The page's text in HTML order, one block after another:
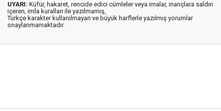
UYARI: Küfür, hakaret, rencide edici cümleler veya imalar, inançlara saldırı
içeren, imla kuralları ile yazılmamış,
Türkçe karakter kullanılmayan ve büyük harflerle yazılmış yorumlar
onaylanmamaktadır.